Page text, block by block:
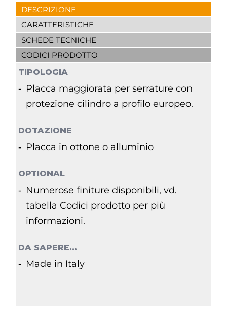
DESCRIZIONE
CARATTERISTICHE
SCHEDE TECNICHE
CODICI PRODOTTO
TIPOLOGIA
Placca maggiorata per serrature con
protezione cilindro a profilo europeo.
DOTAZIONE
Placca in ottone o alluminio
OPTIONAL
Numerose finiture disponibili, vd.
tabella Codici prodotto per più
informazioni.
DA SAPERE...
Made in Italy